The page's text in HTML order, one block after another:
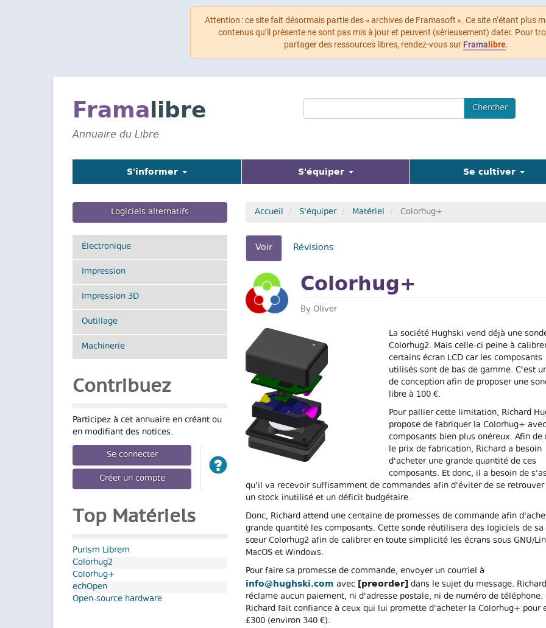
Attention : ce site fait désormais partie des « archives de Framasoft ». Ce site n’étant plus
contenus qu’il présente ne sont pas mis à jour et peuvent (sérieusement) dater. Pour
partager des ressources libres, rendez-vous sur Frama libre.
Framalibre
Annuaire du Libre
Search
Terms
Chercher
S'informer S'équiper (actuel) Se cultiver
Logiciels alternatifs
Électronique
Impression
Impression 3D
Outillage
Machinerie
Contribuez
Participez à cet annuaire en créant ou
en modifiant des notices.
Se connecter
Créer un compte
Top Matériels
Purism Librem
Colorhug2
Colorhug+
echOpen
Open-source hardware
Accueil S'équiper Matériel Colorhug+
Onglets
principaux
Voir (onglet
actif)
Révisions
Colorhug+
By Oliver
La société Hughski vend déjà une
Colorhug2. Mais celle-ci peine à
certains écran LCD car les composants
utilisés sont de bas de gamme. C'est
de conception afin de proposer une
libre à 100 €.
Pour pallier cette limitation, Richard
propose de fabriquer la Colorhug+
composants bien plus onéreux. Afin de
le prix de fabrication, Richard a besoin
d'acheter une grande quantité de ces
composants. Et donc, il a besoin de
qu'il va recevoir suffisamment de commandes afin d'éviter de se
un stock inutilisé et un déficit budgétaire.
Donc, Richard attend une centaine de promesses de commande afin
grande quantité les composants. Cette sonde réutilisera des logiciels de
sœur Colorhug2 afin de calibrer en toute simplicité les écrans sous GNU/
MacOS et Windows.
Pour faire sa promesse de commande, envoyer un courriel à
info@hughski.com avec [preorder] dans le sujet du message.
réclame aucun paiement, ni d'adresse postale, ni de numéro de téléphone.
Richard fait confiance à ceux qui lui promette d'acheter la Colorhug+ pour
£300 (environ 340 €).